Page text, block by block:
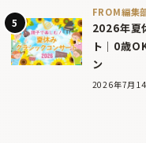
FROM編集
2026年夏
ト｜0歳
ン
2026年7月